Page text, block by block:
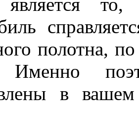
полотна,
Именно
в